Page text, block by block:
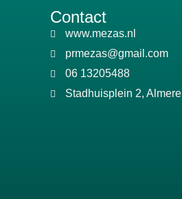
Contact
www.mezas.nl
prmezas@gmail.com
06 13205488
Stadhuisplein 2, Almere